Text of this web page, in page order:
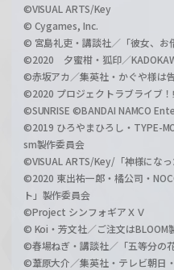
©VISUAL ARTS/Key
© Cygames, Inc.
© 宮島礼吏・講談社／「彼女、お
©2020 夕蜜柑・狐印／
©赤坂アカ／集英社・かぐや様は
©2020 プロジェクトラブライブ
©SUNRISE ©BANDAI NAMCO
©2019 ひろやまひろし・TYPE-
sm製作委員会
©VISUAL ARTS/Key/「神様にな
©2020 東出祐一郎・橘公司・
ト」製作委員会
©Project シンフォギアＸＶ
© Koi・芳文社／ご注文はBLOOM
©春場ねぎ・講談社／「五等分の
©葦原大介／集英社・テレビ朝日